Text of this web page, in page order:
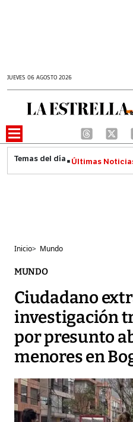
JUEVES 06 AGOSTO 2026
Últimas
Inicio> Mundo
MUNDO
Ciudadano
investigación
por presunto
menores en